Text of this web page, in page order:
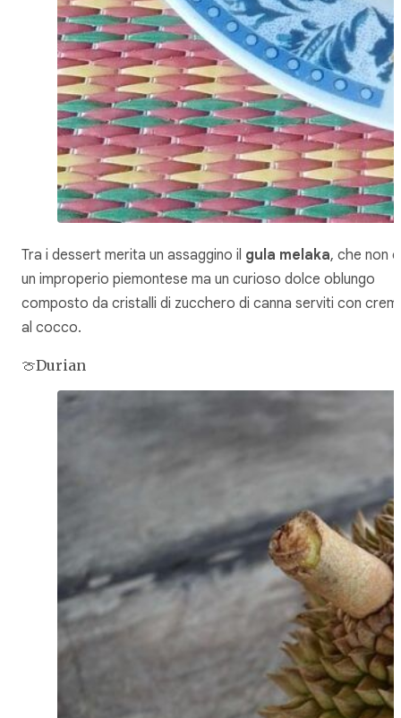
Tra i dessert merita un assaggino il gula melaka, che non è
un improperio piemontese ma un curioso dolce oblungo
composto da cristalli di zucchero di canna serviti con
al cocco.
🍈Durian